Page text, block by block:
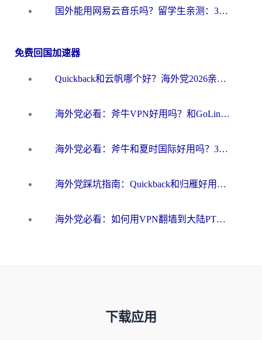
国外能用网易云音乐吗？留学生亲测：3步解决海外听歌难题
免费回国加速器
Quickback和云帆哪个好？海外党2026亲测指南：选对加速器大陆工具，无缝刷国内剧玩国服
海外党必看：斧牛VPN好用吗？和GoLinkVPN对比哪个回国效果更好？
海外党必看：斧牛和夏时国际好用吗？3步选对回国加速器，无缝刷国内资源
海外党踩坑指南：Quickback和归雁好用吗？选对加速器才能无缝刷国内资源
海外党必看：如何用VPN翻墙到大陆PTT？一篇解决你所有回国加速痛点
下载应用